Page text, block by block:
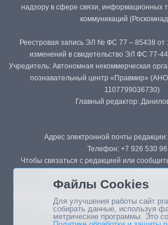
надзору в сфере связи, информационных
коммуникаций
Реестровая запись ЭЛ № ФС 77 – 85438 от
изменений в свидетельство ЭЛ ФС 77-
Учредитель: Автономная некоммерческая
познавательный центр «Правмир»
1107799036730)
Главный редактор:
Адрес электронной почты редакции:
Телефон: +7 926 530 96
Чтобы связаться с редакцией или
Републикация материалов сайта в печатных
возможна только с письменного
Файлы Cookies
Для улучшения работы сайт
собирать данные, используя
метрические программы. Это